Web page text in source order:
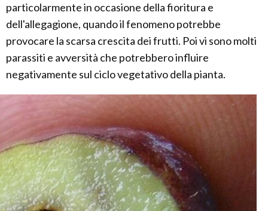
particolarmente in occasione della fioritura e
dell'allegagione, quando il fenomeno potrebbe
provocare la scarsa crescita dei frutti. Poi vi sono molti
parassiti e avversità che potrebbero influire
negativamente sul ciclo vegetativo della pianta.